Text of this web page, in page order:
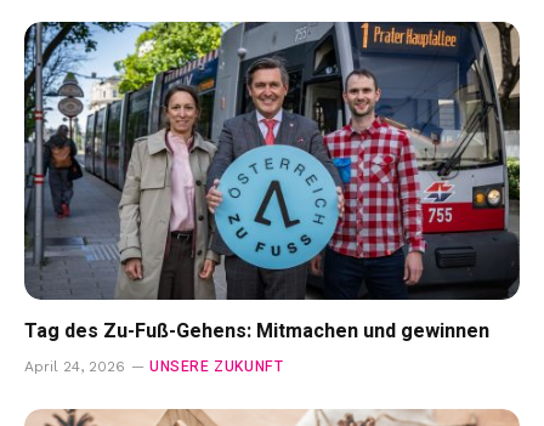
Tag des Zu-Fuß-Gehens: Mitmachen und gewinnen
April 24, 2026 UNSERE ZUKUNFT